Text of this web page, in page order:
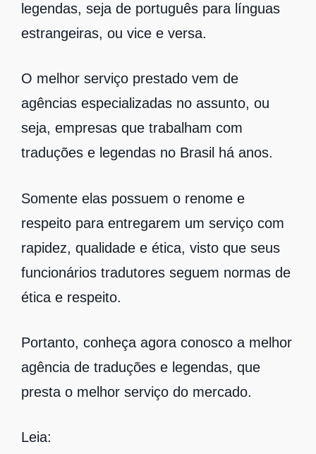
legendas, seja de português para línguas
estrangeiras, ou vice e versa.
O melhor serviço prestado vem de
agências especializadas no assunto, ou
seja, empresas que trabalham com
traduções e legendas no Brasil há anos.
Somente elas possuem o renome e
respeito para entregarem um serviço com
rapidez, qualidade e ética, visto que seus
funcionários tradutores seguem normas de
ética e respeito.
Portanto, conheça agora conosco a melhor
agência de traduções e legendas, que
presta o melhor serviço do mercado.
Leia: